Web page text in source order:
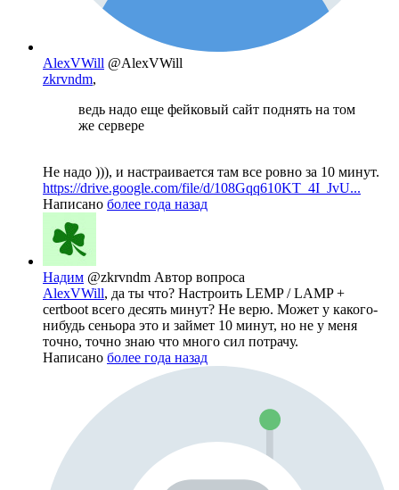
AlexVWill @AlexVWill
zkrvndm,
ведь надо еще фейковый сайт поднять на том
же сервере
Не надо ))), и настраивается там все ровно за 10 минут.
https://drive.google.com/file/d/108Gqq610KT_4I_JvU...
Написано более года назад
Надим @zkrvndm Автор вопроса
AlexVWill, да ты что? Настроить LEMP / LAMP +
certboot всего десять минут? Не верю. Может у какого-
нибудь сеньора это и займет 10 минут, но не у меня
точно, точно знаю что много сил потрачу.
Написано более года назад